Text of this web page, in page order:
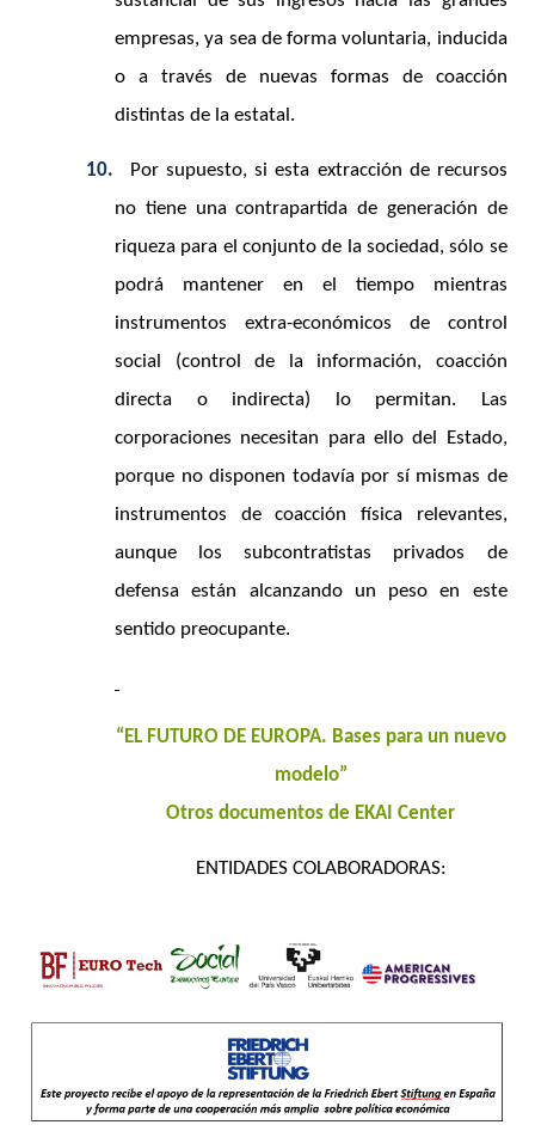
empresas, ya sea de forma voluntaria, inducida
o a través de nuevas formas de coacción
distintas de la estatal.
10.
Por supuesto, si esta extracción de recursos
no tiene una contrapartida de generación de
riqueza para el conjunto de la sociedad, sólo se
podrá mantener en el tiempo mientras
instrumentos extra-económicos de control
social (control de la información, coacción
directa o indirecta) lo permitan. Las
corporaciones necesitan para ello del Estado,
porque no disponen todavía por sí mismas de
instrumentos de coacción física relevantes,
aunque los subcontratistas privados de
defensa están alcanzando un peso en este
sentido preocupante.
“EL FUTURO DE EUROPA. Bases para un nuevo
modelo”
Otros documentos de EKAI Center
ENTIDADES COLABORADORAS: